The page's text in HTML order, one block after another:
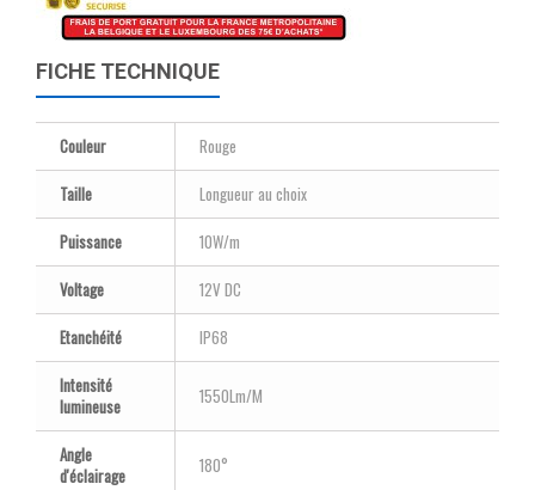
FICHE TECHNIQUE
Couleur
Rouge
Taille
Longueur au choix
Puissance
10W/m
Voltage
12V DC
Etanchéité
IP68
Intensité
lumineuse
1550Lm/M
Angle
d'éclairage
180°